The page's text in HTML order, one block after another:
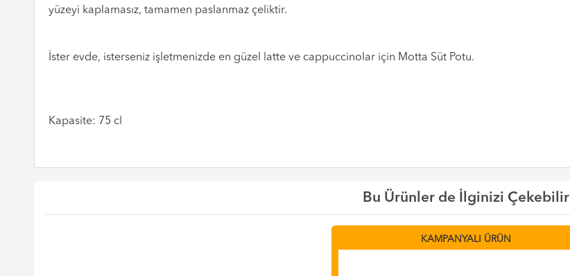
yüzeyi kaplamasız, tamamen paslanmaz çeliktir.
İster evde, isterseniz işletmenizde en güzel latte ve cappuccinolar için Motta Süt Potu.
Kapasite: 75 cl
Bu Ürünler de İlginizi Çekebilir
KAMPANYALI ÜRÜN